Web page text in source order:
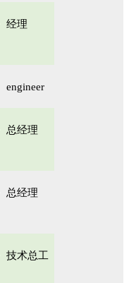
经理
engineer
总经理
总经理
技术总工